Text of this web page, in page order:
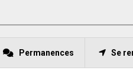
Permanences Se